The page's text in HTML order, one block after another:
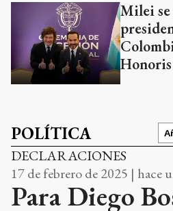
Milei
POLÍTICA
DECLARACIONES
17 de febrero de 2025 | hace
Para Diego